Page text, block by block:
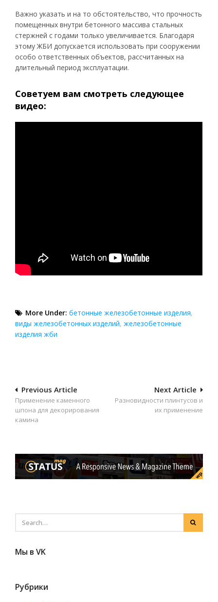
Важно указать и на то обстоятельство, что прочность
помещенных внутри бетонного массива стальных
стержней с годами только увеличивается. Благодаря
этому ЖБИ допускается использовать при сооружении
особо ответственных объектов, рассчитанных на
длительный период эксплуатации.
Советуем вам смотреть следующее
видео:
More Under: бетонные железобетонные изделия,
виды железобетонных изделий,железобетонные
изделия жби
Навигация
по
записям
Next Article
Разновидности плинтусов и
их применение
Previous Article
Применение каменного
шпона для декорирования
камина
Мы в VK
Рубрики